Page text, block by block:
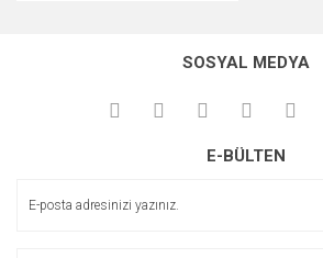
SOSYAL MEDYA
E-BÜLTEN